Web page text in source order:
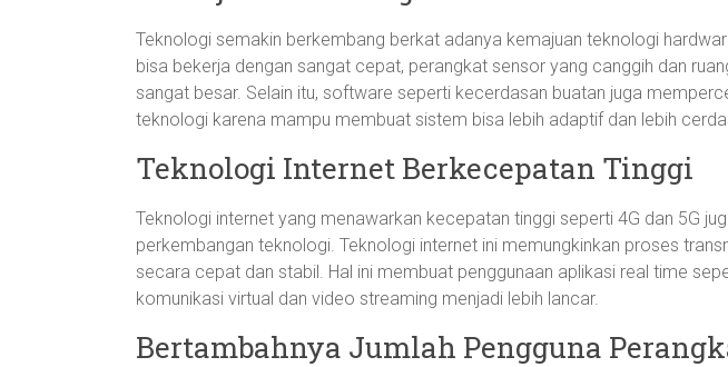
Teknologi semakin berkembang berkat adanya kemajuan teknologi
bisa bekerja dengan sangat cepat, perangkat sensor yang canggih dan
sangat besar. Selain itu, software seperti kecerdasan buatan juga
teknologi karena mampu membuat sistem bisa lebih adaptif dan lebih
Teknologi Internet Berkecepatan Tinggi
Teknologi internet yang menawarkan kecepatan tinggi seperti 4G dan 5G
perkembangan teknologi. Teknologi internet ini memungkinkan proses
secara cepat dan stabil. Hal ini membuat penggunaan aplikasi real time
komunikasi virtual dan video streaming menjadi lebih lancar.
Bertambahnya Jumlah Pengguna